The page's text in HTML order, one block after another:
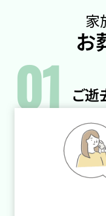
家
お
01 ご逝